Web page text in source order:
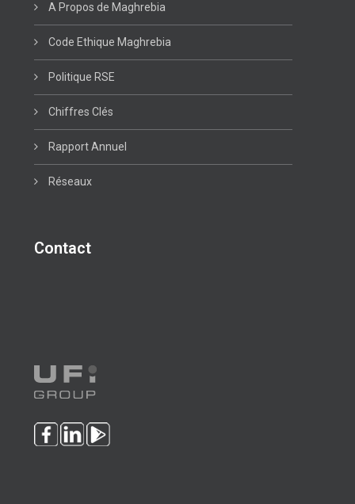
A Propos de Maghrebia
Code Ethique Maghrebia
Politique RSE
Chiffres Clés
Rapport Annuel
Réseaux
Contact